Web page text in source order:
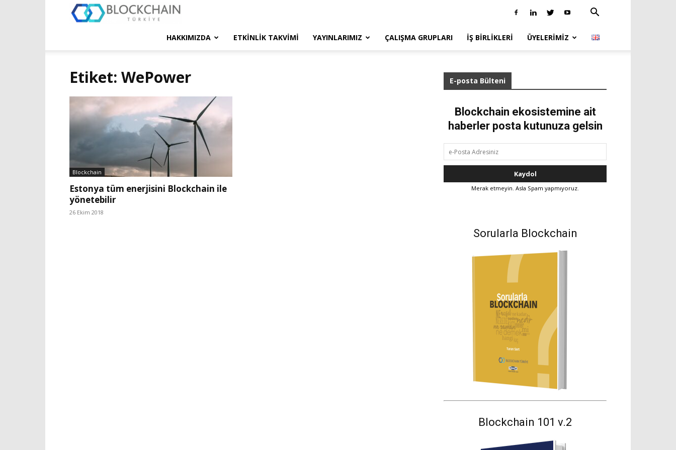
Türkiye
HAKKIMIZDA ETKINLIK TAKVIMI YAYINLARIMIZ ÇALIŞMA GRUPLARI İŞ BIRLIKLERI ÜYELERIMIZ
Etiket: WePower
Blockchain
Estonya tüm enerjisini Blockchain ile
yönetebilir
26 Ekim 2018
E-posta Bülteni
Blockchain ekosistemine ait
haberler posta kutunuza gelsin
Merak etmeyin. Asla Spam yapmıyoruz.
Sorularla Blockchain
Blockchain 101 v.2